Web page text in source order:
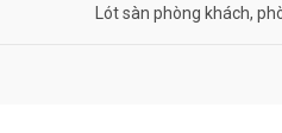
Lót sàn phòng khách,